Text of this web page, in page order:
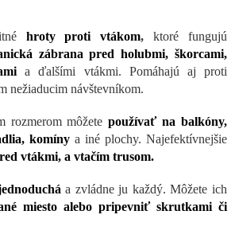
hroty proti vtákom, ktoré fungujú
zábrana pred holubmi, škorcami,
a ďalšími vtákmi. Pomáhajú aj proti
nežiaducim návštevníkom.
rozmerom môžetepoužívať na balkóny,
komíny a iné plochy. Najefektívnejšie
vtákmi, a vtačím trusom.
a zvládne ju každý. Môžete ich
miesto alebo pripevniť skrutkami či